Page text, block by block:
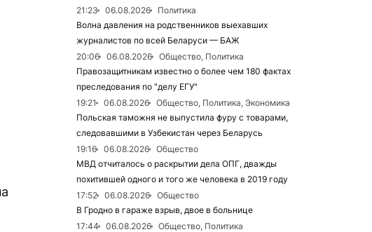
21:23
06.08.2026
Политика
Волна давления на родственников выехавших
журналистов по всей Беларуси — БАЖ
20:06
06.08.2026
Общество, Политика
Правозащитникам известно о более чем 180 фактах
преследования по "делу ЕГУ"
19:21
06.08.2026
Общество, Политика, Экономика
Польская таможня не выпустила фуру с товарами,
следовавшими в Узбекистан через Беларусь
19:16
06.08.2026
Общество
МВД отчиталось о раскрытии дела ОПГ, дважды
похитившей одного и того же человека в 2019 году
17:52
06.08.2026
Общество
В Гродно в гараже взрыв, двое в больнице
17:44
06.08.2026
Общество, Политика